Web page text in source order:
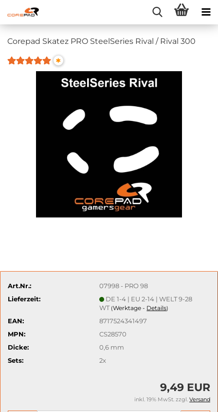
Corepad Skatez PRO SteelSeries Rival / Rival 300
*
Art.Nr.:
07998 - PRO 98
Lieferzeit:
DE 1-4 | EU 2-14 | WELT 9-28
WT (Werktage - Details)
EAN:
8717524341497
MPN:
CS28570
Dicke:
0,6 mm
Sets:
2x
9,49 EUR
inkl. 19% MwSt. zzgl. Versand